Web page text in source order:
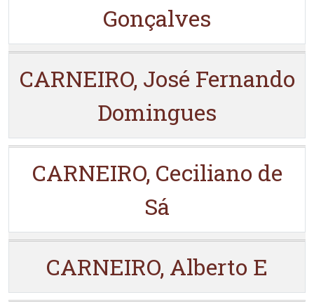
Gonçalves
CARNEIRO, José Fernando
Domingues
CARNEIRO, Ceciliano de
Sá
CARNEIRO, Alberto E